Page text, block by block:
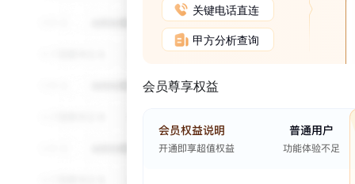
关键电话直连
甲方分析查询
会员尊享权益